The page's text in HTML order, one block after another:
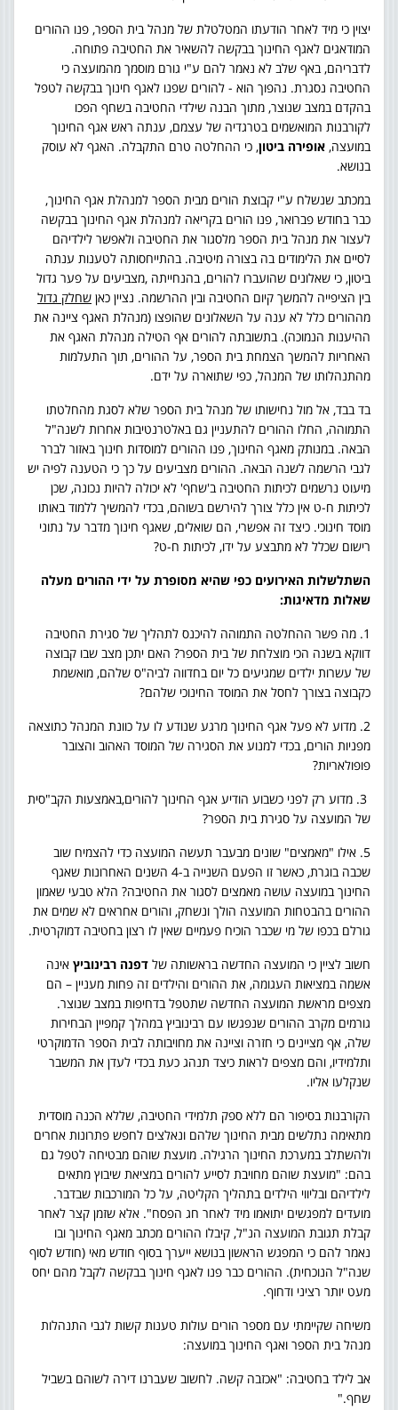
יצוין כי מיד לאחר הודעתו המטלטלת של מנהל בית הספר, פנו ההורים
המודאגים לאגף החינוך בבקשה להשאיר את החטיבה פתוחה.
לדבריהם, באף שלב לא נאמר להם ע"י גורם מוסמך מהמועצה כי
החטיבה נסגרת. נהפוך הוא - להורים שפנו לאגף חינוך בבקשה לטפל
בהקדם במצב שנוצר, מתוך הבנה שילדי החטיבה בשחף הפכו
לקורבנות המואשמים בטרגדיה של עצמם, ענתה ראש אגף החינוך
במועצה, אופירה ביטון, כי ההחלטה טרם התקבלה. האגף לא עוסק
בנושא.
במכתב שנשלח ע"י קבוצת הורים מבית הספר למנהלת אגף החינוך,
כבר בחודש פברואר, פנו הורים בקריאה למנהלת אגף החינוך בבקשה
לעצור את מנהל בית הספר מלסגור את החטיבה ולאפשר לילדיהם
לסיים את הלימודים בה בצורה מיטיבה. בהתייחסותה לטענות ענתה
ביטון, כי שאלונים שהועברו להורים, בהנחייתה ,מצביעים על פער גדול
בין הציפייה להמשך קיום החטיבה ובין ההרשמה. נציין כאן שחלק גדול
מההורים כלל לא ענה על השאלונים שהופצו (מנהלת האגף ציינה את
ההיענות הנמוכה). בתשובתה להורים אף הטילה מנהלת האגף את
האחריות להמשך הצמחת בית הספר, על ההורים, תוך התעלמות
מהתנהלותו של המנהל, כפי שתוארה על ידם.
בד בבד, אל מול נחישותו של מנהל בית הספר שלא לסגת מהחלטתו
התמוהה, החלו ההורים להתעניין גם באלטרנטיבות אחרות לשנה"ל
הבאה. במנותק מאגף החינוך, פנו ההורים למוסדות חינוך באזור לברר
לגבי הרשמה לשנה הבאה. ההורים מצביעים על כך כי הטענה לפיה יש
מיעוט נרשמים לכיתות החטיבה ב'שחף' לא יכולה להיות נכונה, שכן
לכיתות ח-ט אין כלל צורך להירשם בשוהם, בכדי להמשיך ללמוד באותו
מוסד חינוכי. כיצד זה אפשרי, הם שואלים, שאגף חינוך מדבר על נתוני
רישום שכלל לא מתבצע על ידו, לכיתות ח-ט?
השתלשלות האירועים כפי שהיא מסופרת על ידי ההורים מעלה
שאלות מדאיגות:
1. מה פשר ההחלטה התמוהה להיכנס לתהליך של סגירת החטיבה
דווקא בשנה הכי מוצלחת של בית הספר? האם יתכן מצב שבו קבוצה
של עשרות ילדים שמגיעים כל יום בחדווה לביה"ס שלהם, מואשמת
כקבוצה בצורך לחסל את המוסד החינוכי שלהם?
2. מדוע לא פעל אגף החינוך מרגע שנודע לו על כוונת המנהל כתוצאה
מפניות הורים, בכדי למנוע את הסגירה של המוסד האהוב והצובר
פופולאריות?
3. מדוע רק לפני כשבוע הודיע אגף החינוך להורים,באמצעות הקב"סית
של המועצה על סגירת בית הספר?
5. אילו "מאמצים" שונים מבעבר תעשה המועצה כדי להצמיח שוב
שכבה בוגרת, כאשר זו הפעם השנייה ב-4 השנים האחרונות שאגף
החינוך במועצה עושה מאמצים לסגור את החטיבה? הלא טבעי שאמון
ההורים בהבטחות המועצה הולך ונשחק, והורים אחראים לא שמים את
גורלם בכפו של מי שכבר הוכיח פעמיים שאין לו רצון בחטיבה דמוקרטית.
חשוב לציין כי המועצה החדשה בראשותה של דפנה רבינוביץ אינה
אשמה במציאות העגומה, את ההורים והילדים זה פחות מעניין – הם
מצפים מראשת המועצה החדשה שתטפל בדחיפות במצב שנוצר.
גורמים מקרב ההורים שנפגשו עם רבינוביץ במהלך קמפיין הבחירות
שלה, אף מציינים כי חזרה וציינה את מחויבותה לבית הספר הדמוקרטי
ותלמידיו, והם מצפים לראות כיצד תנהג כעת בכדי לעדן את המשבר
שנקלעו אליו.
הקורבנות בסיפור הם ללא ספק תלמידי החטיבה, שללא הכנה מוסדית
מתאימה נתלשים מבית החינוך שלהם ונאלצים לחפש פתרונות אחרים
ולהשתלב במערכת החינוך הרגילה. מועצת שוהם מבטיחה לטפל גם
בהם: "מועצת שוהם מחויבת לסייע להורים במציאת שיבוץ מתאים
לילדיהם ובליווי הילדים בתהליך הקליטה, על כל המורכבות שבדבר.
מועדים למפגשים יתואמו מיד לאחר חג הפסח". אלא שזמן קצר לאחר
קבלת תגובת המועצה הנ"ל, קיבלו ההורים מכתב מאגף החינוך ובו
נאמר להם כי המפגש הראשון בנושא ייערך בסוף חודש מאי (חודש לסוף
שנה"ל הנוכחית). ההורים כבר פנו לאגף חינוך בבקשה לקבל מהם יחס
מעט יותר רציני ודחוף.
משיחה שקיימתי עם מספר הורים עולות טענות קשות לגבי התנהלות
מנהל בית הספר ואגף החינוך במועצה:
אב לילד בחטיבה: "אכזבה קשה. לחשוב שעברנו דירה לשוהם בשביל
שחף."